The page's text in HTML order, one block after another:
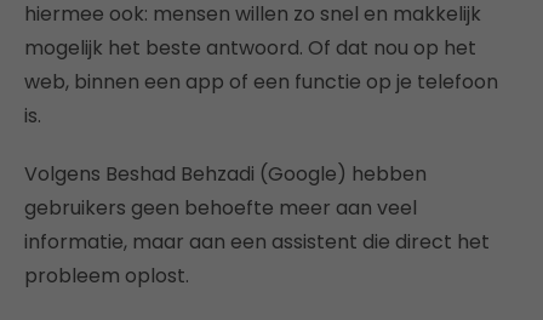
hiermee ook: mensen willen zo snel en makkelijk
mogelijk het beste antwoord. Of dat nou op het
web, binnen een app of een functie op je telefoon
is.
Volgens Beshad Behzadi (Google) hebben
gebruikers geen behoefte meer aan veel
informatie, maar aan een assistent die direct het
probleem oplost.